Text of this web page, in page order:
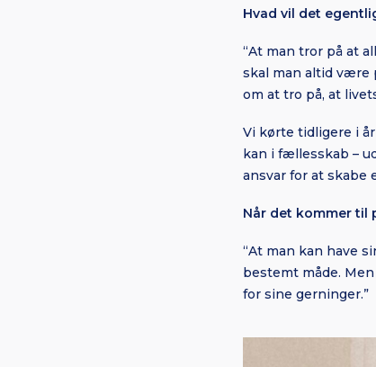
Hvad vil det
“At man tror på at
skal man altid være
om at tro på, at
Vi kørte tidligere i
kan i fællesskab –
ansvar for at skabe
Når det kommer til
“At man kan have
bestemt måde.
for sine gerninger.”